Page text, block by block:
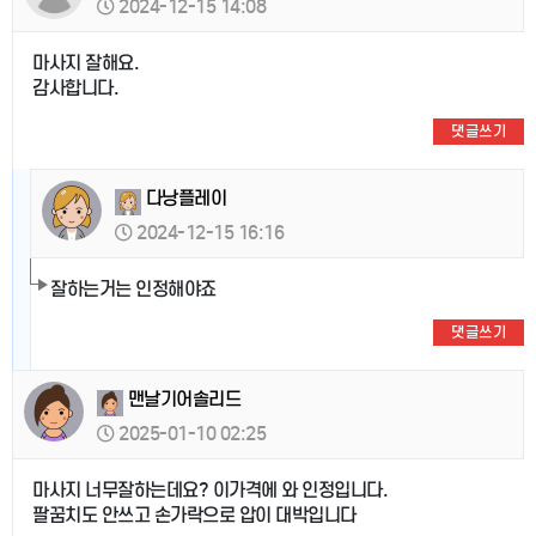
2024-12-15 14:08
마사지 잘해요.
감사합니다.
댓글쓰기
다낭플레이
2024-12-15 16:16
잘하는거는 인정해야죠
댓글쓰기
맨날기어솔리드
2025-01-10 02:25
마사지 너무잘하는데요? 이가격에 와 인정입니다.
팔꿈치도 안쓰고 손가락으로 압이 대박입니다